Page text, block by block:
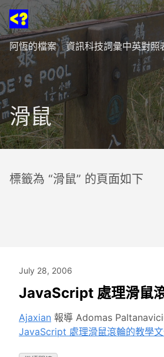
阿恆的檔案 資訊科技詞彙中英對照
滑鼠
標籤為 “滑鼠” 的頁面如下
July 28, 2006
JavaScript 處理滑鼠
Ajaxian 報導 Adomas
JavaScript 處理滑鼠滾輪的教學